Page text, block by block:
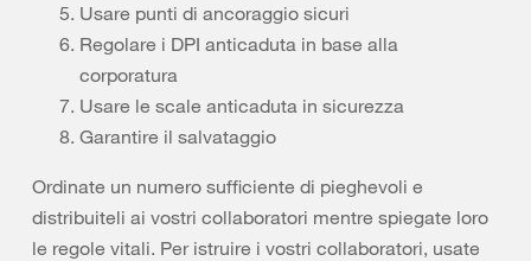
Usare punti di ancoraggio sicuri
Regolare i DPI anticaduta in base alla
corporatura
Usare le scale anticaduta in sicurezza
Garantire il salvataggio
Ordinate un numero sufficiente di pieghevoli e
distribuiteli ai vostri collaboratori mentre spiegate loro
le regole vitali. Per istruire i vostri collaboratori, usate